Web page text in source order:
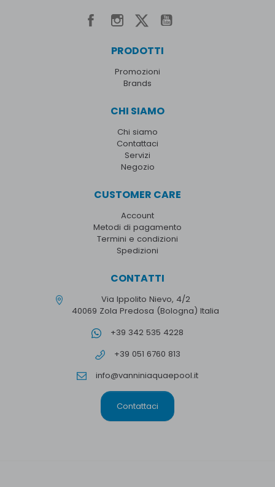
PRODOTTI
Promozioni
Brands
CHI SIAMO
Chi siamo
Contattaci
Servizi
Negozio
CUSTOMER CARE
Account
Metodi di pagamento
Termini e condizioni
Spedizioni
CONTATTI
Via Ippolito Nievo, 4/2
40069 Zola Predosa (Bologna) Italia
+39 342 535 4228
+39 051 6760 813
info@vanniniaquaepool.it
Contattaci